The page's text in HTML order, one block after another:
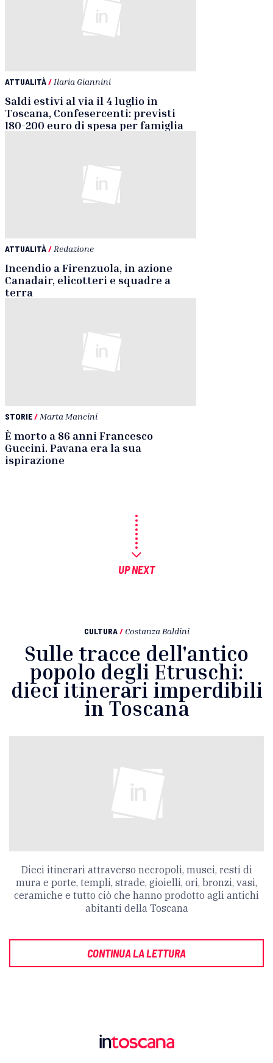
ATTUALITÀ/ Ilaria Giannini
Saldi estivi al via il 4 luglio in
Toscana, Confesercenti: previsti
180-200 euro di spesa per famiglia
ATTUALITÀ/ Redazione
Incendio a Firenzuola, in azione
Canadair, elicotteri e squadre a
terra
STORIE/ Marta Mancini
È morto a 86 anni Francesco
Guccini. Pavana era la sua
ispirazione
UP NEXT
CULTURA / Costanza Baldini
Sulle tracce dell'antico
popolo degli Etruschi:
dieci itinerari imperdibili
in Toscana
Dieci itinerari attraverso necropoli, musei, resti di
mura e porte, templi, strade, gioielli, ori, bronzi, vasi,
ceramiche e tutto ciò che hanno prodotto agli antichi
abitanti della Toscana
CONTINUA LA LETTURA